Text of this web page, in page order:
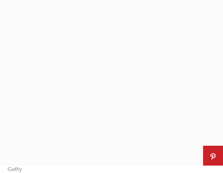
Getty